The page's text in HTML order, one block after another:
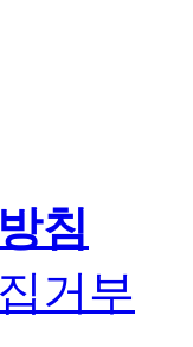
침
거부